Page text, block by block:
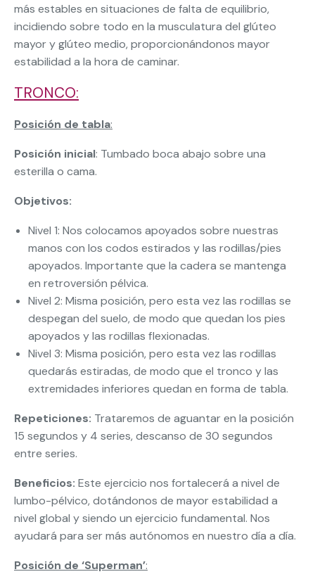
más estables en situaciones de falta de equilibrio,
incidiendo sobre todo en la musculatura del glúteo
mayor y glúteo medio, proporcionándonos mayor
estabilidad a la hora de caminar.
TRONCO:
Posición de tabla:
Posición inicial: Tumbado boca abajo sobre una
esterilla o cama.
Objetivos:
Nivel 1: Nos colocamos apoyados sobre nuestras
manos con los codos estirados y las rodillas/pies
apoyados. Importante que la cadera se mantenga
en retroversión pélvica.
Nivel 2: Misma posición, pero esta vez las rodillas se
despegan del suelo, de modo que quedan los pies
apoyados y las rodillas flexionadas.
Nivel 3: Misma posición, pero esta vez las rodillas
quedarás estiradas, de modo que el tronco y las
extremidades inferiores quedan en forma de tabla.
Repeticiones: Trataremos de aguantar en la posición
15 segundos y 4 series, descanso de 30 segundos
entre series.
Beneficios: Este ejercicio nos fortalecerá a nivel de
lumbo-pélvico, dotándonos de mayor estabilidad a
nivel global y siendo un ejercicio fundamental. Nos
ayudará para ser más autónomos en nuestro día a día.
Posición de ‘Superman’: